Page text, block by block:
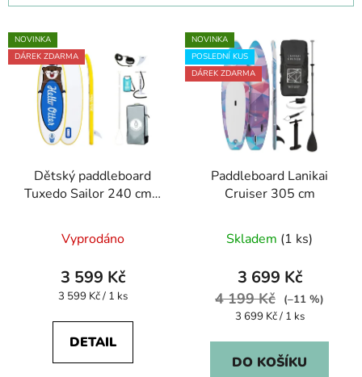
z
e
n
V
ý
NOVINKA
DÁREK ZDARMA
Dětský paddleboard
Tuxedo Sailor 240 cm -
Vyprodáno
3 599 Kč
Měrná
3 599 Kč / 1 ks
DETAIL
NOVINKA
POSLEDNÍ KUS
DÁREK ZDARMA
Paddleboard Lanikai
Cruiser 305 cm
Skladem (1 ks)
3 699 Kč
4 199 Kč
(–11 %)
Měrná
3 699 Kč / 1 ks
DO KOŠÍKU